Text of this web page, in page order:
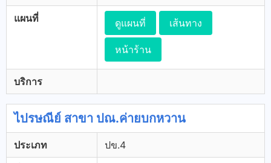
แผนที่ ดูแผนที่ เส้นทาง
หน้าร้าน
บริการ
ไปรษณีย์ สาขา ปณ.ค่ายบกหวาน
ประเภท ปข.4